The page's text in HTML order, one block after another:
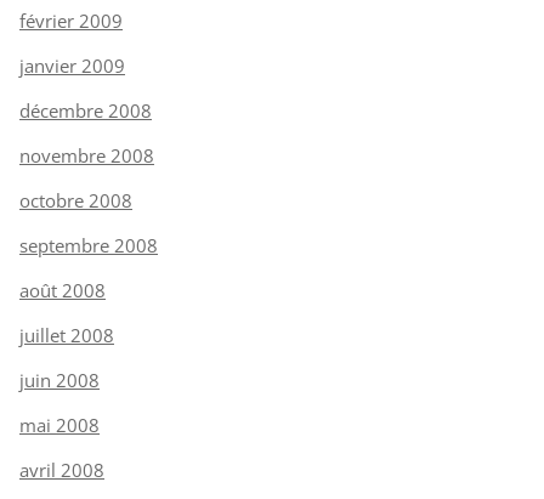
février 2009
janvier 2009
décembre 2008
novembre 2008
octobre 2008
septembre 2008
août 2008
juillet 2008
juin 2008
mai 2008
avril 2008